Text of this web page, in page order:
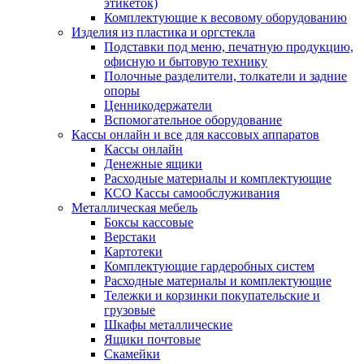
этикеток)
Комплектующие к весовому оборудованию
Изделия из пластика и оргстекла
Подставки под меню, печатную продукцию,
офисную и бытовую технику
Полочные разделители, толкатели и задние
опоры
Ценникодержатели
Вспомогательное оборудование
Кассы онлайн и все для кассовых аппаратов
Кассы онлайн
Денежные ящики
Расходные материалы и комплектующие
КСО Кассы самообслуживания
Металлическая мебель
Боксы кассовые
Верстаки
Картотеки
Комплектующие гардеробных систем
Расходные материалы и комплектующие
Тележки и корзинки покупательские и
грузовые
Шкафы металлические
Ящики почтовые
Скамейки